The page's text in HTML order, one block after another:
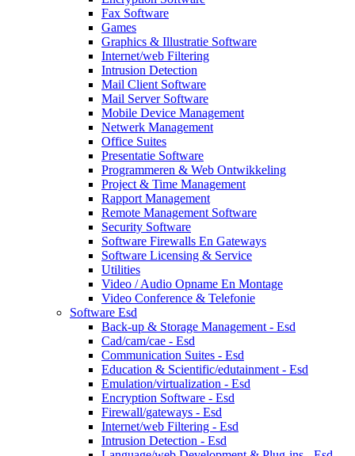
Fax Software
Games
Graphics & Illustratie Software
Internet/web Filtering
Intrusion Detection
Mail Client Software
Mail Server Software
Mobile Device Management
Netwerk Management
Office Suites
Presentatie Software
Programmeren & Web Ontwikkeling
Project & Time Management
Rapport Management
Remote Management Software
Security Software
Software Firewalls En Gateways
Software Licensing & Service
Utilities
Video / Audio Opname En Montage
Video Conference & Telefonie
Software Esd
Back-up & Storage Management - Esd
Cad/cam/cae - Esd
Communication Suites - Esd
Education & Scientific/edutainment - Esd
Emulation/virtualization - Esd
Encryption Software - Esd
Firewall/gateways - Esd
Internet/web Filtering - Esd
Intrusion Detection - Esd